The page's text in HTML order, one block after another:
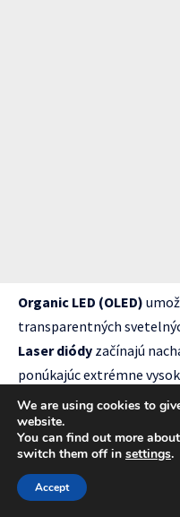
Organic LED (OLED)
transparentných
Laser diódy začínajú
ponúkajúc extrémne
Integrácia s IoT
Budúce LED systémy
vecí (IoT), umožňujúc:
Prediktívnu údržbu na
We are using cookies to
website.
You can find out more
switch them off in settings.
Accept